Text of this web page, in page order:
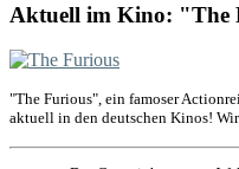
Aktuell im Kino: "The
"The Furious", ein famoser
aktuell in den deutschen Kinos!